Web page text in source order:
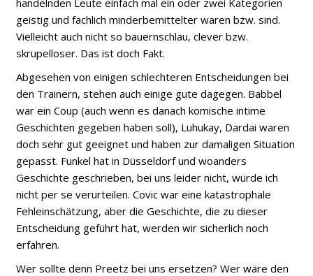
handelnden Leute einfach mal ein oder zwei Kategorien
geistig und fachlich minderbemittelter waren bzw. sind.
Vielleicht auch nicht so bauernschlau, clever bzw.
skrupelloser. Das ist doch Fakt.
Abgesehen von einigen schlechteren Entscheidungen bei
den Trainern, stehen auch einige gute dagegen. Babbel
war ein Coup (auch wenn es danach komische intime
Geschichten gegeben haben soll), Luhukay, Dardai waren
doch sehr gut geeignet und haben zur damaligen Situation
gepasst. Funkel hat in Düsseldorf und woanders
Geschichte geschrieben, bei uns leider nicht, würde ich
nicht per se verurteilen. Covic war eine katastrophale
Fehleinschätzung, aber die Geschichte, die zu dieser
Entscheidung geführt hat, werden wir sicherlich noch
erfahren.
Wer sollte denn Preetz bei uns ersetzen? Wer wäre den